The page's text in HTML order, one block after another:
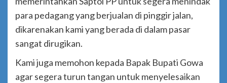
para pedagang yang berjualan di pinggir jalan,
dikarenakan kami yang berada di dalam pasar
sangat dirugikan.
Kami juga memohon kepada Bapak Bupati Gowa
agar segera turun tangan untuk menyelesaikan